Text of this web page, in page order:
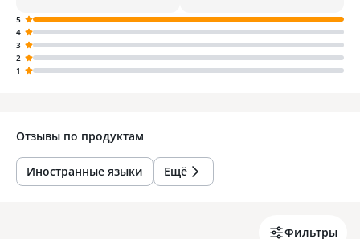
5
4
3
2
1
Отзывы по продуктам
Иностранные языки Ещё
Фильтры